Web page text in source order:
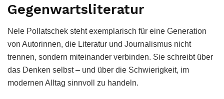
Gegenwartsliteratur
Nele Pollatschek steht exemplarisch für eine Generation
von Autorinnen, die Literatur und Journalismus nicht
trennen, sondern miteinander verbinden. Sie schreibt über
das Denken selbst – und über die Schwierigkeit, im
modernen Alltag sinnvoll zu handeln.